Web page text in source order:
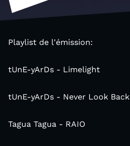
Playlist de l'émission:
tUnE-yArDs - Limelight
tUnE-yArDs - Never Look Back
Tagua Tagua - RAIO